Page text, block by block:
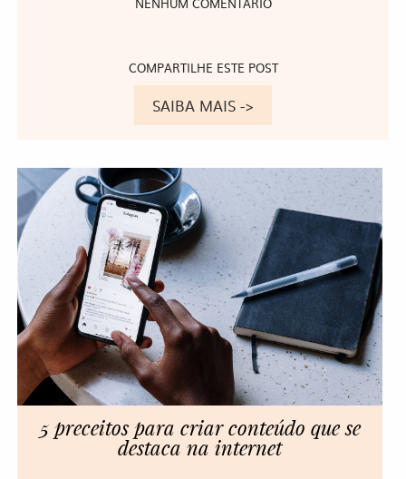
COMPARTILHE ESTE POST
SAIBA MAIS ->
5 preceitos para criar conteúdo que se
destaca na internet